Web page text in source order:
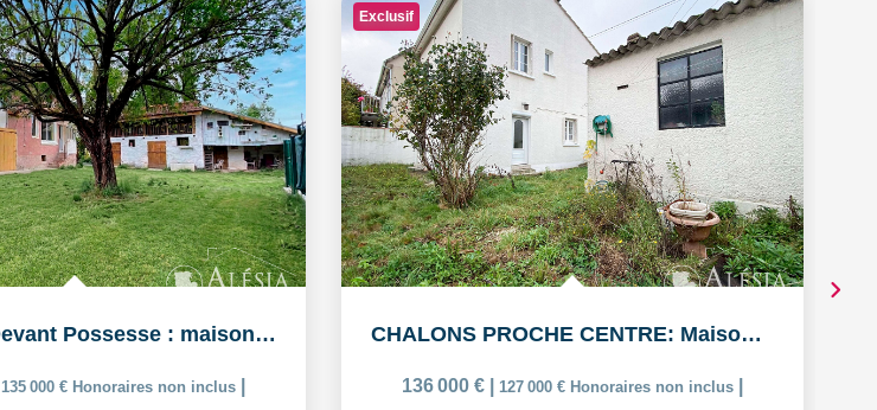
Saint Jean Devant Possesse : maison de charme avec...
135 000 € Honoraires non inclus
Exclusif
CHALONS PROCHE CENTRE: Maison de 5 pièces avec garage
136 000 € 127 000 € Honoraires non inclus